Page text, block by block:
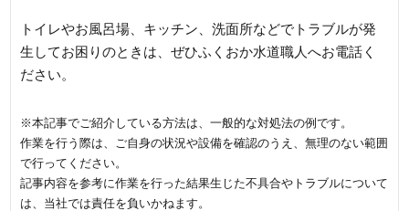
トイレやお風呂場、キッチン、洗面所などでトラブルが発
生してお困りのときは、ぜひふくおか水道職人へお電話く
ださい。
※本記事でご紹介している方法は、一般的な対処法の例です。
作業を行う際は、ご自身の状況や設備を確認のうえ、無理のない範囲
で行ってください。
記事内容を参考に作業を行った結果生じた不具合やトラブルについて
は、当社では責任を負いかねます。